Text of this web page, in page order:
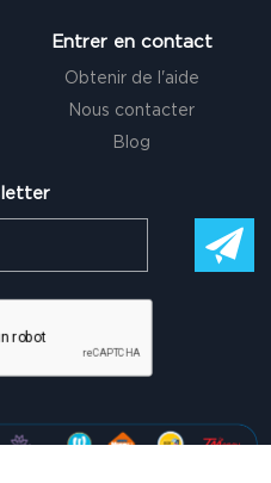
Entrer en contact
Obtenir de l'aide
Nous contacter
Blog